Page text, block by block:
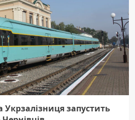
Укрзалізниця запустить